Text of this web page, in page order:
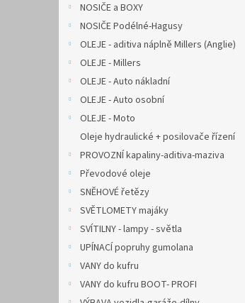
NOSIČE a BOXY
NOSIČE Podélné-Hagusy
OLEJE - aditiva náplně Millers (Anglie)
OLEJE - Millers
OLEJE - Auto nákladní
OLEJE - Auto osobní
OLEJE - Moto
Oleje hydraulické + posilovače řízení
PROVOZNÍ kapaliny-aditiva-maziva
Převodové oleje
SNĚHOVÉ řetězy
SVĚTLOMETY majáky
SVÍTILNY - lampy - světla
UPÍNACÍ popruhy gumolana
VANY do kufru
VANY do kufru BOOT- PROFI